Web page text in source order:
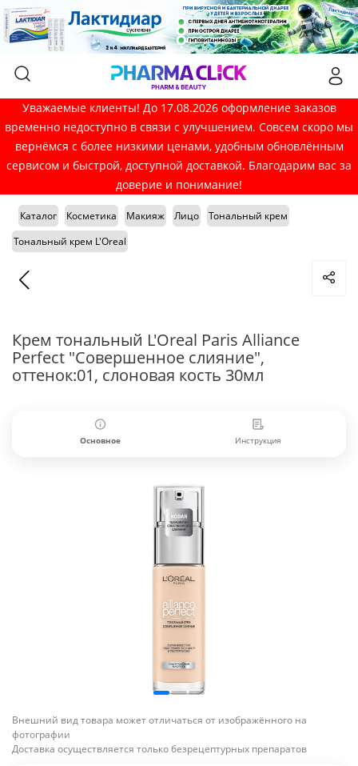
Уважаемые клиенты! До 17.08.2026 оформление заказов
временно недоступно в связи с улучшением. Совсем скоро мы
вернёмся с более низкими ценами, удобным обновлённым
сервисом и быстрой, доступной доставкой. Благодарим вас за
доверие и понимание!
Каталог Косметика Макияж Лицо
Тональный крем
Тональный крем L'Oreal
Крем тональный L'Oreal Paris Alliance
Perfect "Совершенное слияние",
оттенок:01, слоновая кость 30мл
Основное Инструкция
Внешний вид товара может отличаться от изображённого на
фотографии
Доставка осуществляется только безрецептурных препаратов